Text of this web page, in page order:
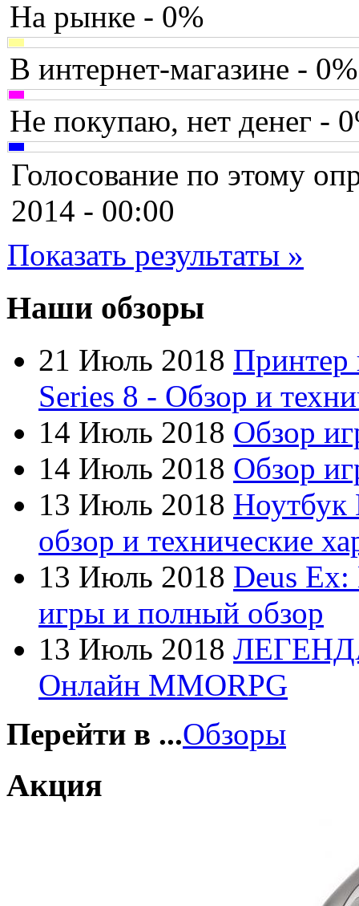
Brava
Canyon
Cbr
Chicony
Codegen
Cooler master
Cube(7)
Cyborg
Datex
Dell
Dex(3)
Everest
Firtech
Flyper
Foxconn
Fujitsu
G-cube
Gelezka
Gembird
Gemix
Gigabyte
На рынке - 0%
В интернет-магазине - 0%
Не покупаю, нет денег -
Голосование по этому
2014 - 00:00
Показать результаты »
Наши обзоры
21 Июль 2018 Принтер
Series 8 - Обзор и
14 Июль 2018 Обзор
14 Июль 2018 Обзор
13 Июль 2018 Ноутбук
обзор и технические
13 Июль 2018 Deus
игры и полный обзор
13 Июль 2018
Онлайн MMORPG
Перейти в ...Обзоры
Акция